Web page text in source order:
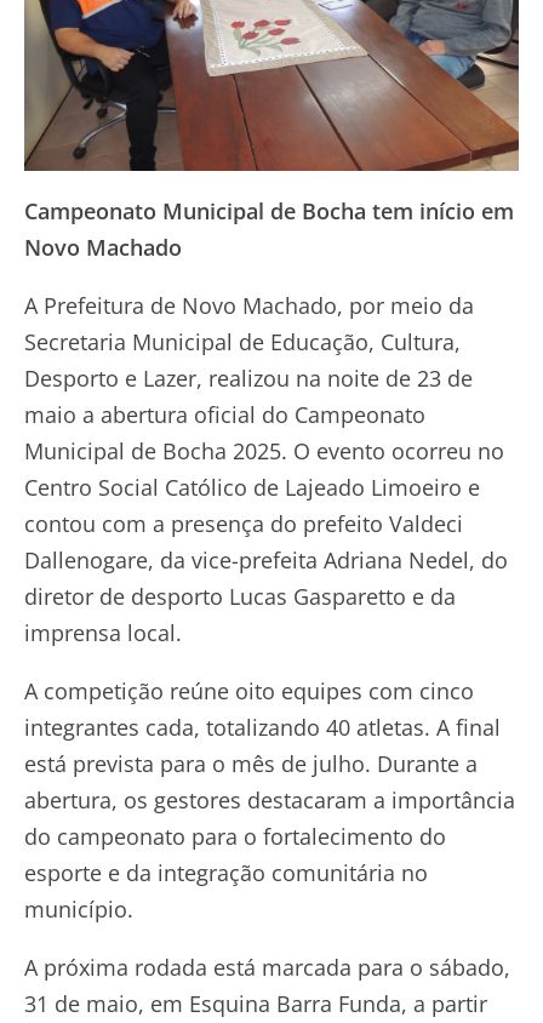
Campeonato Municipal de Bocha tem início em
Novo Machado
A Prefeitura de Novo Machado, por meio da
Secretaria Municipal de Educação, Cultura,
Desporto e Lazer, realizou na noite de 23 de
maio a abertura oficial do Campeonato
Municipal de Bocha 2025. O evento ocorreu no
Centro Social Católico de Lajeado Limoeiro e
contou com a presença do prefeito Valdeci
Dallenogare, da vice-prefeita Adriana Nedel, do
diretor de desporto Lucas Gasparetto e da
imprensa local.
A competição reúne oito equipes com cinco
integrantes cada, totalizando 40 atletas. A final
está prevista para o mês de julho. Durante a
abertura, os gestores destacaram a importância
do campeonato para o fortalecimento do
esporte e da integração comunitária no
município.
A próxima rodada está marcada para o sábado,
31 de maio, em Esquina Barra Funda, a partir